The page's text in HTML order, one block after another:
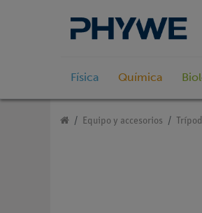
Física Química
Equipo y accesorios